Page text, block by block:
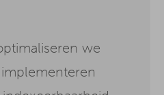
we